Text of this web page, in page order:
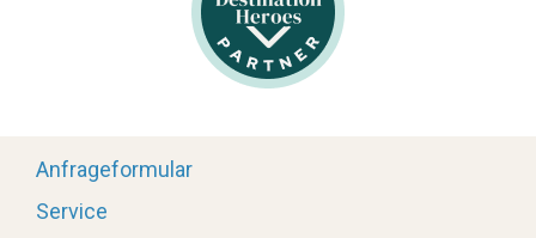
Anfrageformular
Service